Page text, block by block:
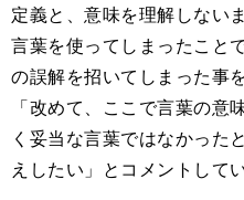
定義と、意味を理解しない
言葉を使ってしまったこと
の誤解を招いてしまった事
「改めて、ここで言葉の意
く妥当な言葉ではなかった
えしたい」とコメントしてい